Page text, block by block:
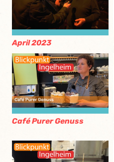
April 2023
Café Purer Genuss